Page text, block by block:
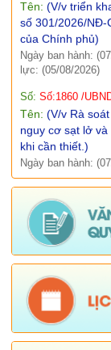
Báo
Văn
Lịch
Kết
của Chính phủ)
Ngày ban hành:
lực: (05/08/2026)
Số:Số:1860 /
nguy cơ sạt lở và
khi cần thiết.)
Ngày ban hành:
lực: (06/08/2026)
Số:Số: 1851/
Tên:(V/v thông
hệ thống thông
tảng số được
trên địa bàn xã
Ngày ban hành:
Số: Số: 511/QĐ-
Tên:(QUYẾT
Quy chế tổ chức
Trang thông tin